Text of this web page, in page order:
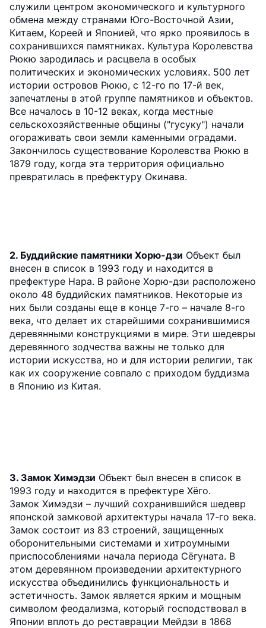
служили центром экономического и культурного
обмена между странами Юго-Восточной Азии,
Китаем, Кореей и Японией, что ярко проявилось в
сохранившихся памятниках. Культура Королевства
Рюкю зародилась и расцвела в особых
политических и экономических условиях. 500 лет
истории островов Рюкю, с 12-го по 17-й век,
запечатлены в этой группе памятников и объектов.
Все началось в 10-12 веках, когда местные
сельскохозяйственные общины ("гусуку") начали
огораживать свои земли каменными оградами.
Закончилось существование Королевства Рюкю в
1879 году, когда эта территория официально
превратилась в префектуру Окинава.
2. Буддийские памятники Хорю-дзи Объект был
внесен в список в 1993 году и находится в
префектуре Нара. В районе Хорю-дзи расположено
около 48 буддийских памятников. Некоторые из
них были созданы еще в конце 7-го – начале 8-го
века, что делает их старейшими сохранившимися
деревянными конструкциями в мире. Эти шедевры
деревянного зодчества важны не только для
истории искусства, но и для истории религии, так
как их сооружение совпало с приходом буддизма
в Японию из Китая.
3. Замок Химэдзи Объект был внесен в список в
1993 году и находится в префектуре Хёго.
Замок Химэдзи – лучший сохранившийся шедевр
японской замковой архитектуры начала 17-го века.
Замок состоит из 83 строений, защищенных
оборонительными системами и хитроумными
приспособлениями начала периода Сёгуната. В
этом деревянном произведении архитектурного
искусства объединились функциональность и
эстетичность. Замок является ярким и мощным
символом феодализма, который господствовал в
Японии вплоть до реставрации Мейдзи в 1868